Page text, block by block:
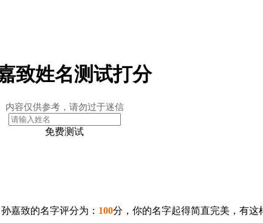
致姓名测试打分
内容仅供参考，请勿过于迷信
免费测试
嘉致的名字评分为： 100分，你的名字起得简直完美，有这